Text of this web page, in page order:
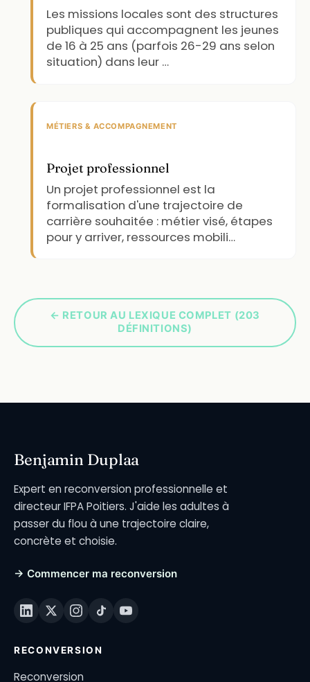
Les missions locales sont des structures
publiques qui accompagnent les jeunes
de 16 à 25 ans (parfois 26-29 ans selon
situation) dans leur …
MÉTIERS & ACCOMPAGNEMENT
Projet professionnel
Un projet professionnel est la
formalisation d'une trajectoire de
carrière souhaitée : métier visé, étapes
pour y arriver, ressources mobili…
← RETOUR AU LEXIQUE COMPLET (203
DÉFINITIONS)
Benjamin Duplaa
Expert en reconversion professionnelle et
directeur IFPA Poitiers. J'aide les adultes à
passer du flou à une trajectoire claire,
concrète et choisie.
→ Commencer ma reconversion
RECONVERSION
Reconversion